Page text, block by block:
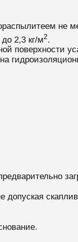
не
2,3 кг/м2.
поверхности
допуская